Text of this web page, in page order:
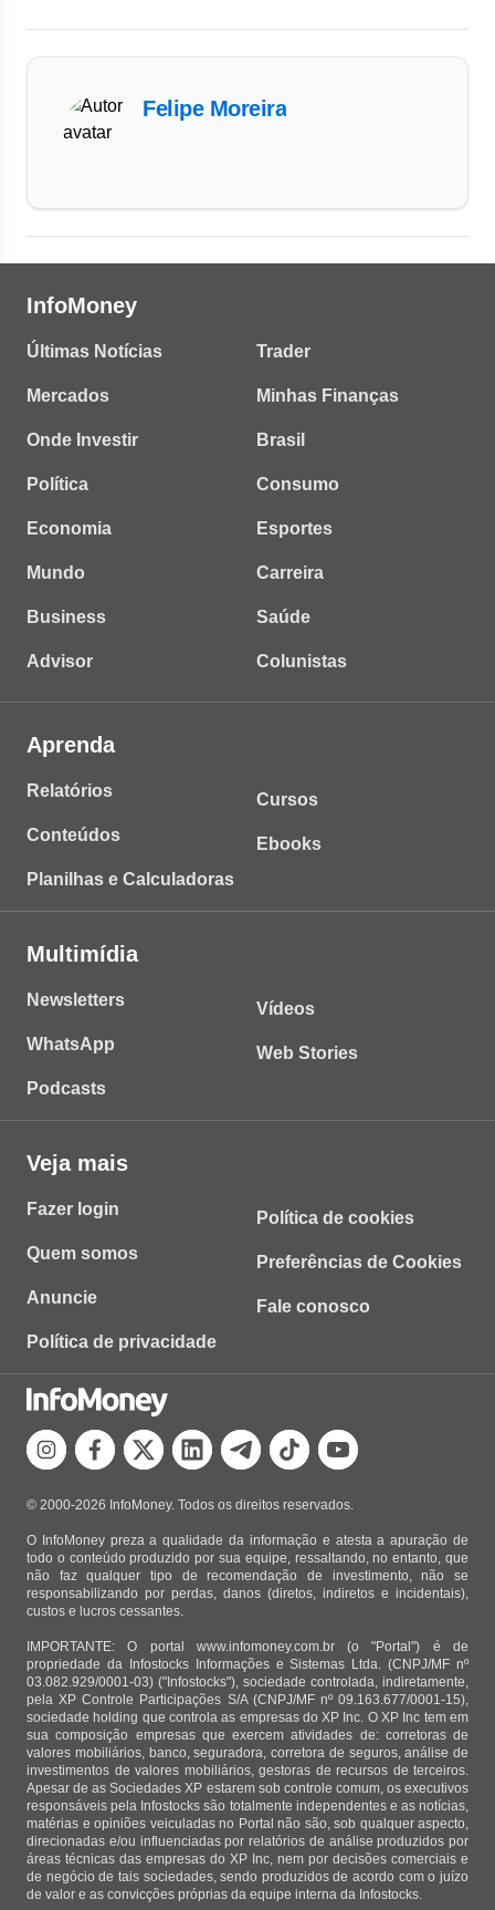
Felipe Moreira
InfoMoney
Últimas Notícias
Mercados
Onde Investir
Política
Economia
Mundo
Business
Advisor
Trader
Minhas Finanças
Brasil
Consumo
Esportes
Carreira
Saúde
Colunistas
Aprenda
Relatórios
Conteúdos
Planilhas e Calculadoras
Cursos
Ebooks
Multimídia
Newsletters
WhatsApp
Podcasts
Vídeos
Web Stories
Veja mais
Fazer login
Quem somos
Anuncie
Política de privacidade
Política de cookies
Preferências de Cookies
Fale conosco
© 2000-2026 InfoMoney. Todos os direitos reservados.
O InfoMoney preza a qualidade da informação e atesta a apuração de
todo o conteúdo produzido por sua equipe, ressaltando, no entanto, que
não faz qualquer tipo de recomendação de investimento, não se
responsabilizando por perdas, danos (diretos, indiretos e incidentais),
custos e lucros cessantes.
IMPORTANTE: O portal www.infomoney.com.br (o "Portal") é de
propriedade da Infostocks Informações e Sistemas Ltda. (CNPJ/MF nº
03.082.929/0001-03) ("Infostocks"), sociedade controlada, indiretamente,
pela XP Controle Participações S/A (CNPJ/MF nº 09.163.677/0001-15),
sociedade holding que controla as empresas do XP Inc. O XP Inc tem em
sua composição empresas que exercem atividades de: corretoras de
valores mobiliários, banco, seguradora, corretora de seguros, análise de
investimentos de valores mobiliários, gestoras de recursos de terceiros.
Apesar de as Sociedades XP estarem sob controle comum, os executivos
responsáveis pela Infostocks são totalmente independentes e as notícias,
matérias e opiniões veiculadas no Portal não são, sob qualquer aspecto,
direcionadas e/ou influenciadas por relatórios de análise produzidos por
áreas técnicas das empresas do XP Inc, nem por decisões comerciais e
de negócio de tais sociedades, sendo produzidos de acordo com o juízo
de valor e as convicções próprias da equipe interna da Infostocks.